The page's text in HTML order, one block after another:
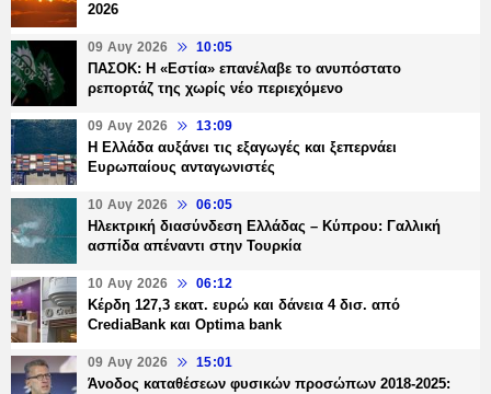
2026
09 Αυγ 2026 10:05
ΠΑΣΟΚ: Η «Εστία» επανέλαβε το ανυπόστατο
ρεπορτάζ της χωρίς νέο περιεχόμενο
09 Αυγ 2026 13:09
Η Ελλάδα αυξάνει τις εξαγωγές και ξεπερνάει
Ευρωπαίους ανταγωνιστές
10 Αυγ 2026 06:05
Ηλεκτρική διασύνδεση Ελλάδας – Κύπρου: Γαλλική
ασπίδα απέναντι στην Τουρκία
10 Αυγ 2026 06:12
Κέρδη 127,3 εκατ. ευρώ και δάνεια 4 δισ. από
CrediaBank και Optima bank
09 Αυγ 2026 15:01
Άνοδος καταθέσεων φυσικών προσώπων 2018-2025: